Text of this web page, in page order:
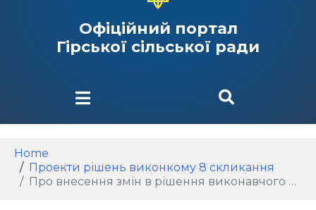
Офіційний портал
Гірської сільської ради
Home
Проекти рішень виконкому 8 скликання
Про внесення змін в рішення виконавчого комітету Гірської сільської ради від 09.07.2025 № 121 «Про внесення змін до чисельності та персонального складу комісії з обстеження об’єктів, пошкоджених внаслідок військових дій, спричинених збройною агресією Російської Федерації на території Гірської сільської територіальної громади Бориспільського району Київської області»